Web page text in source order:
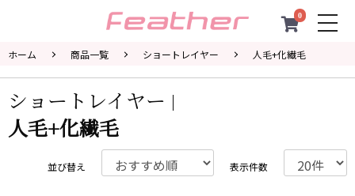
0
ホーム 商品一覧 ショートレイヤー 人毛+化繊毛
ショートレイヤー
人毛+化繊毛
並び替え 表示件数